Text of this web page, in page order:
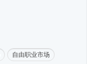
自由职业市场